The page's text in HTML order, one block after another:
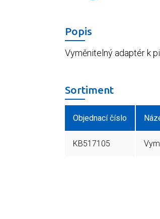
Popis
Vyměnitelný adaptér k
Sortiment
Objednací číslo
KB517105